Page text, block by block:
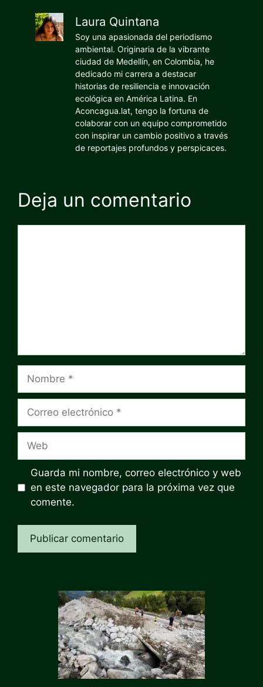
Laura Quintana
Soy una apasionada del periodismo
ambiental. Originaria de la vibrante
ciudad de Medellín, en Colombia, he
dedicado mi carrera a destacar
historias de resiliencia e innovación
ecológica en América Latina. En
Aconcagua.lat, tengo la fortuna de
colaborar con un equipo comprometido
con inspirar un cambio positivo a través
de reportajes profundos y perspicaces.
Deja un comentario
Nombre
Correo
Web
Guarda mi nombre, correo electrónico y web
en este navegador para la próxima vez que
comente.